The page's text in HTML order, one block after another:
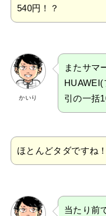
540円！？
かいり
またサマ
引の一括
ほとんどタダですね！
当たり前